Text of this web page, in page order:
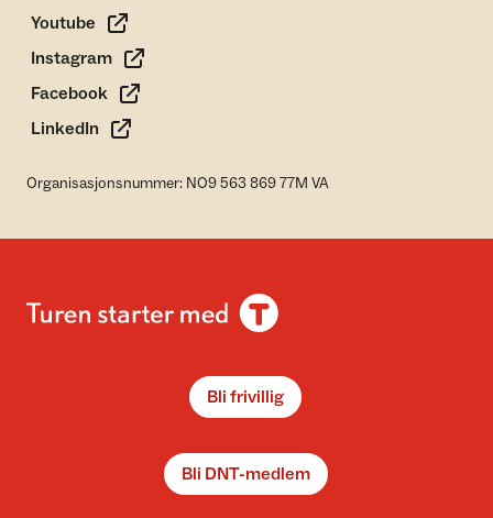
Youtube
Instagram
Facebook
LinkedIn
Organisasjonsnummer: NO9 563 869 77M VA
Bli frivillig
Bli DNT-medlem